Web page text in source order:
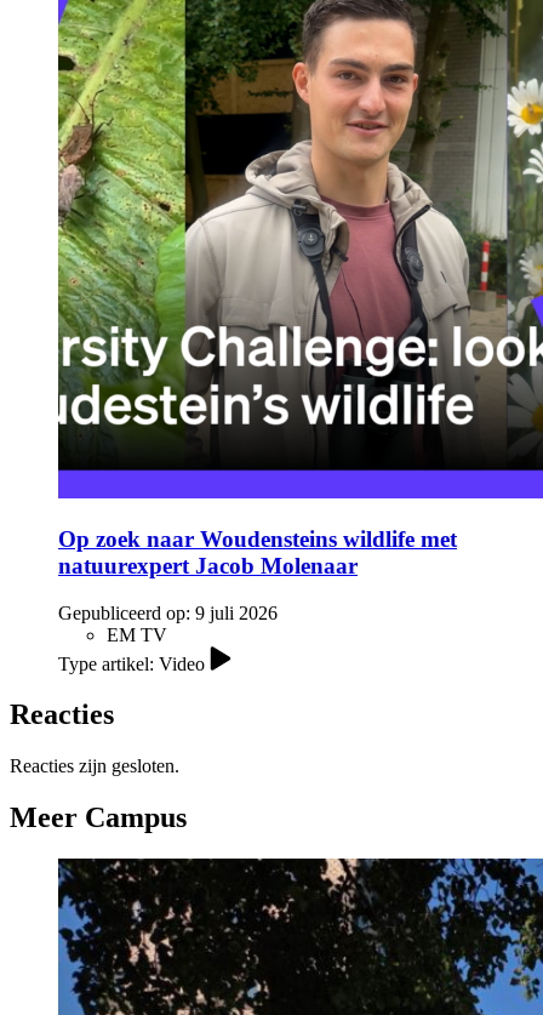
Op zoek naar Woudensteins wildlife met
natuurexpert Jacob Molenaar
Gepubliceerd op: 9 juli 2026
EM TV
Type artikel: Video
Reacties
Reacties zijn gesloten.
Meer Campus